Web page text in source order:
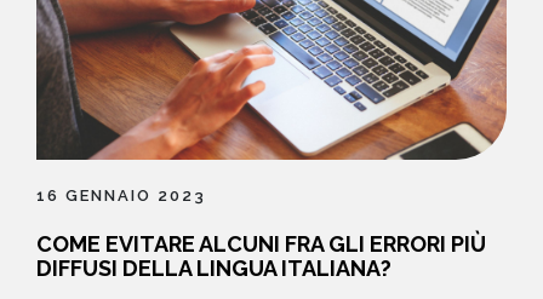
16 GENNAIO 2023
COME EVITARE ALCUNI FRA GLI ERRORI PIÙ
DIFFUSI DELLA LINGUA ITALIANA?